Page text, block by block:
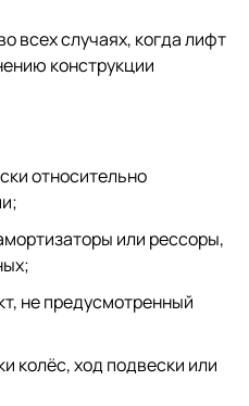
всех случаях, когда лифт
конструкции
относительно
или рессоры,
не предусмотренный
колёс, ход подвески или